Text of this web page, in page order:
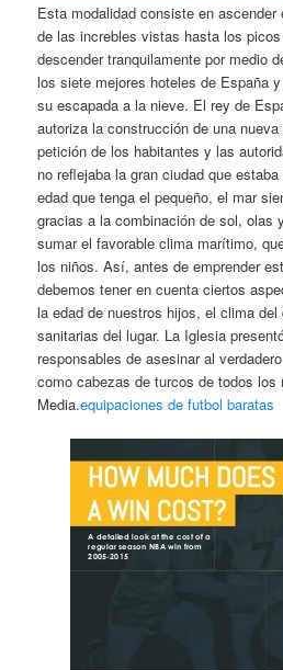
Esta modalidad consiste en
de las increbles vistas hasta los
descender tranquilamente por medio
los siete mejores hoteles de España
su escapada a la nieve. El rey de
autoriza la construcción de una
petición de los habitantes y las
no reflejaba la gran ciudad que
edad que tenga el pequeño, el mar
gracias a la combinación de sol, olas
sumar el favorable clima marítimo,
los niños. Así, antes de emprender
debemos tener en cuenta ciertos
la edad de nuestros hijos, el clima
sanitarias del lugar. La Iglesia
responsables de asesinar al
como cabezas de turcos de todos los
Media.equipaciones de futbol baratas